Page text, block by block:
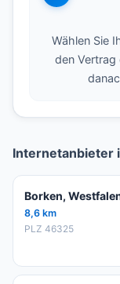
Wählen Sie
den Vertrag
Internetanbieter
Borken,
8,6 km
PLZ 46325